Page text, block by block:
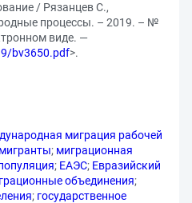
/ Рязанцев С.,
процессы. – 2019. – №
виде. —
bv3650.pdf>.
миграция рабочей
мигранты; миграционная
; ЕАЭС; Евразийский
объединения;
; государственное